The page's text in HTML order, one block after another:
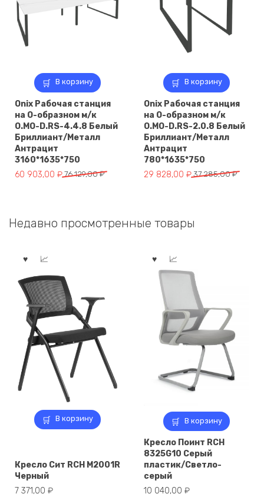
В корзину
Onix Рабочая станция
на О-образном м/к
O.MO-D.RS-4.4.8 Белый
Бриллиант/Металл
Антрацит
3160*1635*750
76 129,00₽
Первоначальная
129,00 ₽.
60 903,00 ₽
Текущая
В корзину
Onix Рабочая станция
на О-образном м/к
O.MO-D.RS-2.0.8 Белый
Бриллиант/Металл
Антрацит
780*1635*750
37 285,00₽
Первоначальная
285,00 ₽.
29 828,00 ₽
Текущая
Недавно просмотренные товары
В корзину
Кресло Сит RCH M2001R
Черный
7 371,00 ₽
В корзину
Кресло Поинт RCH
8325G10 Серый
пластик/Светло-
серый
10 040,00 ₽